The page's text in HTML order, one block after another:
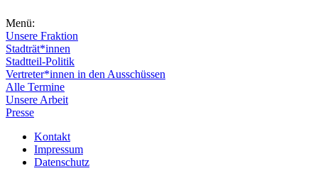
Menü:
Unsere Fraktion
Stadträt*innen
Stadtteil-Politik
Vertreter*innen in den Ausschüssen
Alle Termine
Unsere Arbeit
Presse
Kontakt
Impressum
Datenschutz